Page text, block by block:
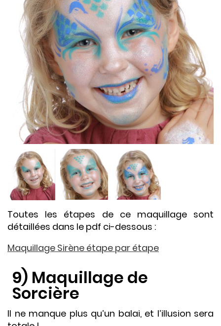
Toutes les étapes de ce maquillage sont
détaillées dans le pdf ci-dessous :
Maquillage Sirène étape par étape
9) Maquillage de
Sorcière
Il ne manque plus qu’un balai, et l’illusion sera